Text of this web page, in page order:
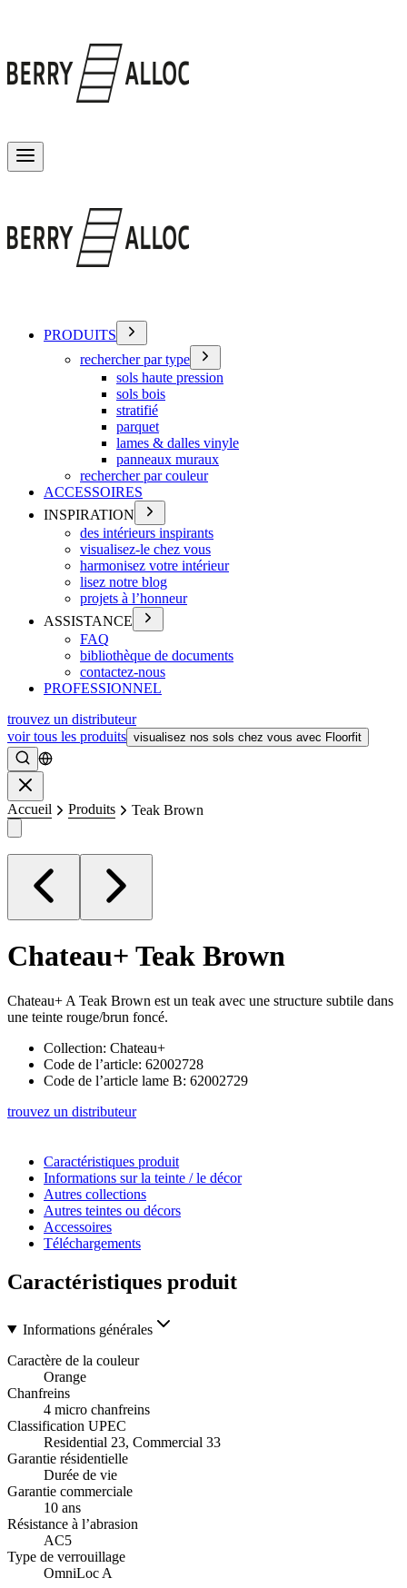
PRODUITS
rechercher par type
sols haute pression
sols bois
stratifié
parquet
lames & dalles vinyle
panneaux muraux
rechercher par couleur
ACCESSOIRES
INSPIRATION
des intérieurs inspirants
visualisez-le chez vous
harmonisez votre intérieur
lisez notre blog
projets à l’honneur
ASSISTANCE
FAQ
bibliothèque de documents
contactez-nous
PROFESSIONNEL
trouvez un distributeur
voir tous les produits visualisez nos sols chez vous avec Floorfit
Rechercher
Accueil Produits Teak Brown
Chateau+ Teak Brown
Chateau+ A Teak Brown est un teak avec une structure subtile dans
une teinte rouge/brun foncé.
Collection: Chateau+
Code de l’article: 62002728
Code de l’article lame B: 62002729
trouvez un distributeur
Caractéristiques produit
Informations sur la teinte / le décor
Autres collections
Autres teintes ou décors
Accessoires
Téléchargements
Caractéristiques produit
Informations générales
Caractère de la couleur
Orange
Chanfreins
4 micro chanfreins
Classification UPEC
Residential 23, Commercial 33
Garantie résidentielle
Durée de vie
Garantie commerciale
10 ans
Résistance à l’abrasion
AC5
Type de verrouillage
OmniLoc A